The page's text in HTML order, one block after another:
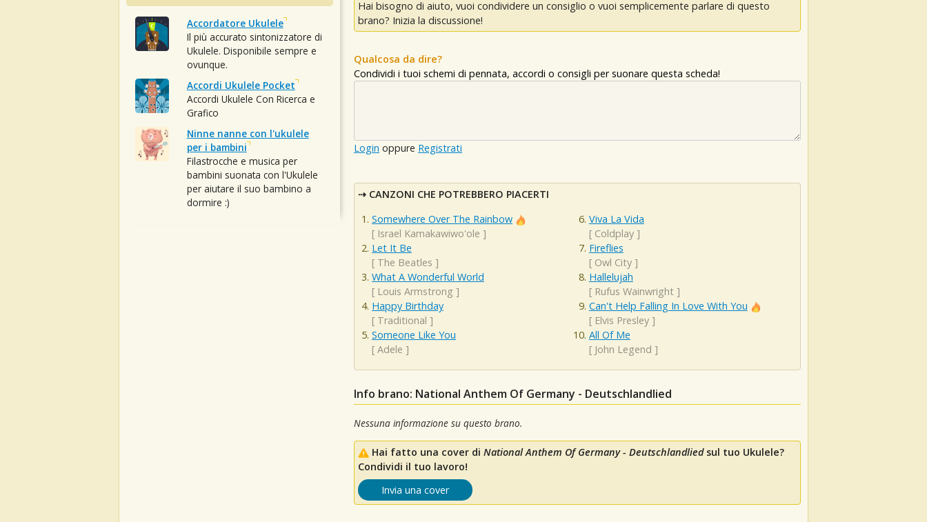
Hai bisogno di aiuto, vuoi condividere un consiglio o vuoi semplicemente parlare di questo
brano? Inizia la discussione!
Qualcosa da dire?
Condividi i tuoi schemi di pennata, accordi o consigli per suonare questa scheda!
Login oppure Registrati
CANZONI CHE POTREBBERO PIACERTI
Somewhere Over The Rainbow
[ Israel Kamakawiwo'ole ]
Let It Be
[ The Beatles ]
What A Wonderful World
[ Louis Armstrong ]
Happy Birthday
[ Traditional ]
Someone Like You
[ Adele ]
Viva La Vida
[ Coldplay]
Fireflies
[ Owl City]
Hallelujah
[ Rufus Wainwright]
Can't Help Falling In Love With You
[ Elvis Presley]
All Of Me
[ John Legend ]
Info brano: National Anthem Of Germany - Deutschlandlied
Nessuna informazione su questo brano.
Hai fatto una cover di National Anthem Of Germany - Deutschlandliedsul tuo Ukulele?
Condividi il tuo lavoro!
Invia una cover
Accordatore Ukulele
Il più accurato sintonizzatore di
Ukulele. Disponibile sempre e
ovunque.
Accordi Ukulele Pocket
Accordi Ukulele Con Ricerca e
Grafico
Ninne nanne con l'ukulele
per i bambini
Filastrocche e musica per
bambini suonata con l'Ukulele
per aiutare il suo bambino a
dormire :)